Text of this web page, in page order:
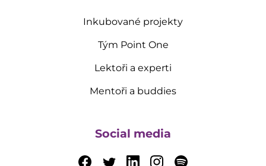
Inkubované projekty
Tým Point One
Lektoři a experti
Mentoři a buddies
Social media